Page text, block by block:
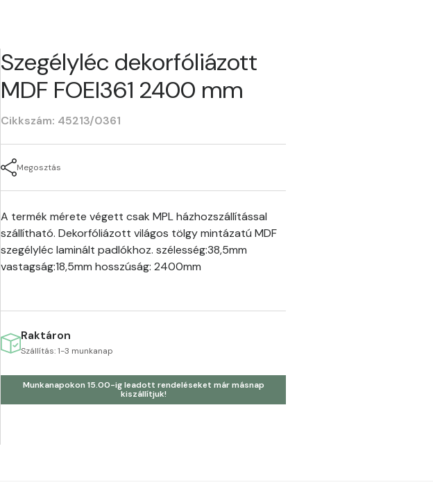
Szegélyléc dekorfóliázott
MDF FOEI361 2400 mm
Cikkszám: 45213/0361
Megosztás
A termék mérete végett csak MPL házhozszállítással
szállítható. Dekorfóliázott világos tölgy mintázatú MDF
szegélyléc laminált padlókhoz. szélesség:38,5mm
vastagság:18,5mm hosszúság: 2400mm
Raktáron
Szállítás: 1-3 munkanap
Munkanapokon 15.00-ig leadott rendeléseket már másnap
kiszállítjuk!